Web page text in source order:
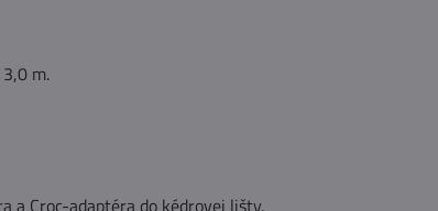
m.
a Croc-adaptéra do kédrovej lišty.